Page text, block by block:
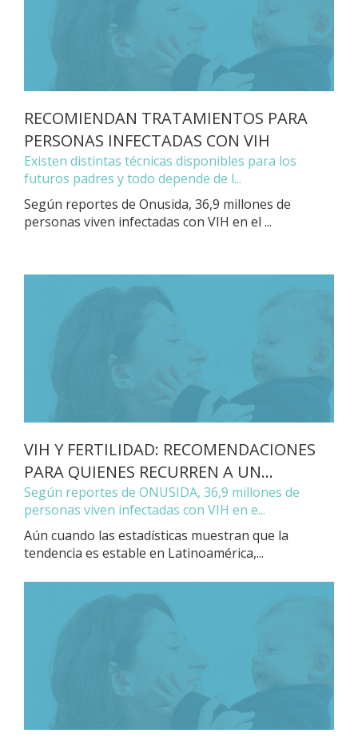
RECOMIENDAN TRATAMIENTOS PARA
PERSONAS INFECTADAS CON VIH
Existen distintas técnicas disponibles para los
futuros padres y todo depende de l...
Según reportes de Onusida, 36,9 millones de
personas viven infectadas con VIH en el ...
VIH Y FERTILIDAD: RECOMENDACIONES
PARA QUIENES RECURREN A UN...
Según reportes de ONUSIDA, 36,9 millones de
personas viven infectadas con VIH en e...
Aún cuando las estadísticas muestran que la
tendencia es estable en Latinoamérica,...